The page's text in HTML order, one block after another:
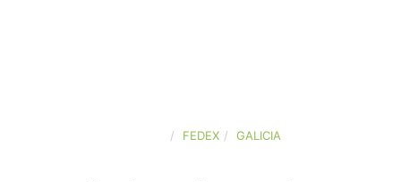
FEDEX GALICIA